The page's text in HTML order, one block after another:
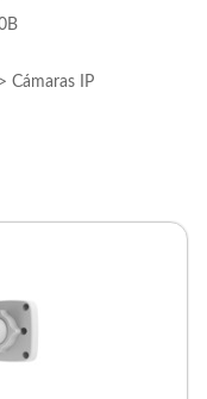
Cámaras IP